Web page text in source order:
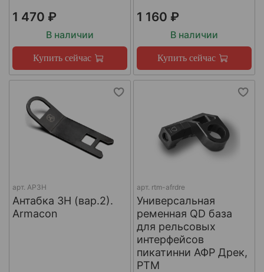
1 470 ₽
В наличии
Купить сейчас
1 160 ₽
В наличии
Купить сейчас
арт. АРЗН
Антабка ЗН (вар.2).
Armacon
арт. rtm-afrdre
Универсальная
ременная QD база
для рельсовых
интерфейсов
пикатинни АФР Дрек,
РТМ